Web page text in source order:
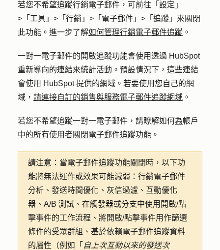
若您不希望追蹤行銷電子郵件，可前往「設定」
>「工具」>「行銷」>「電子郵件」>「追蹤」來關閉
此功能。進一步了解如何管理行銷電子郵件追蹤 。
一對一電子郵件的開啟追蹤功能會使用透過 HubSpot
重新導向的連結來統計活動。預設情況下，這些連結
會使用 HubSpot 提供的網域。若要使用您自己的網
域， 請連接自訂的銷售與服務電子郵件追蹤網域 。
若您不希望追蹤一對一電子郵件，請瞭解如何為帳戶
中的所有使用者關閉電子郵件追蹤功能 。
請注意： 當電子郵件追蹤功能關閉時，以下功
能將無法運作或效果可能減弱：行銷電子郵件
分析、發送時間優化、灰信過濾、互動優化
器、A/B 測試、在觸發器或分支中使用開啟/點
擊事件的工作流程、將開啟/點擊事件用作篩選
條件的受眾群組、基於依賴電子郵件追蹤資料
的屬性（例如「 自上次互動以來的發送次